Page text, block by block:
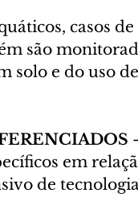
casos
são
solo e do uso
em
de